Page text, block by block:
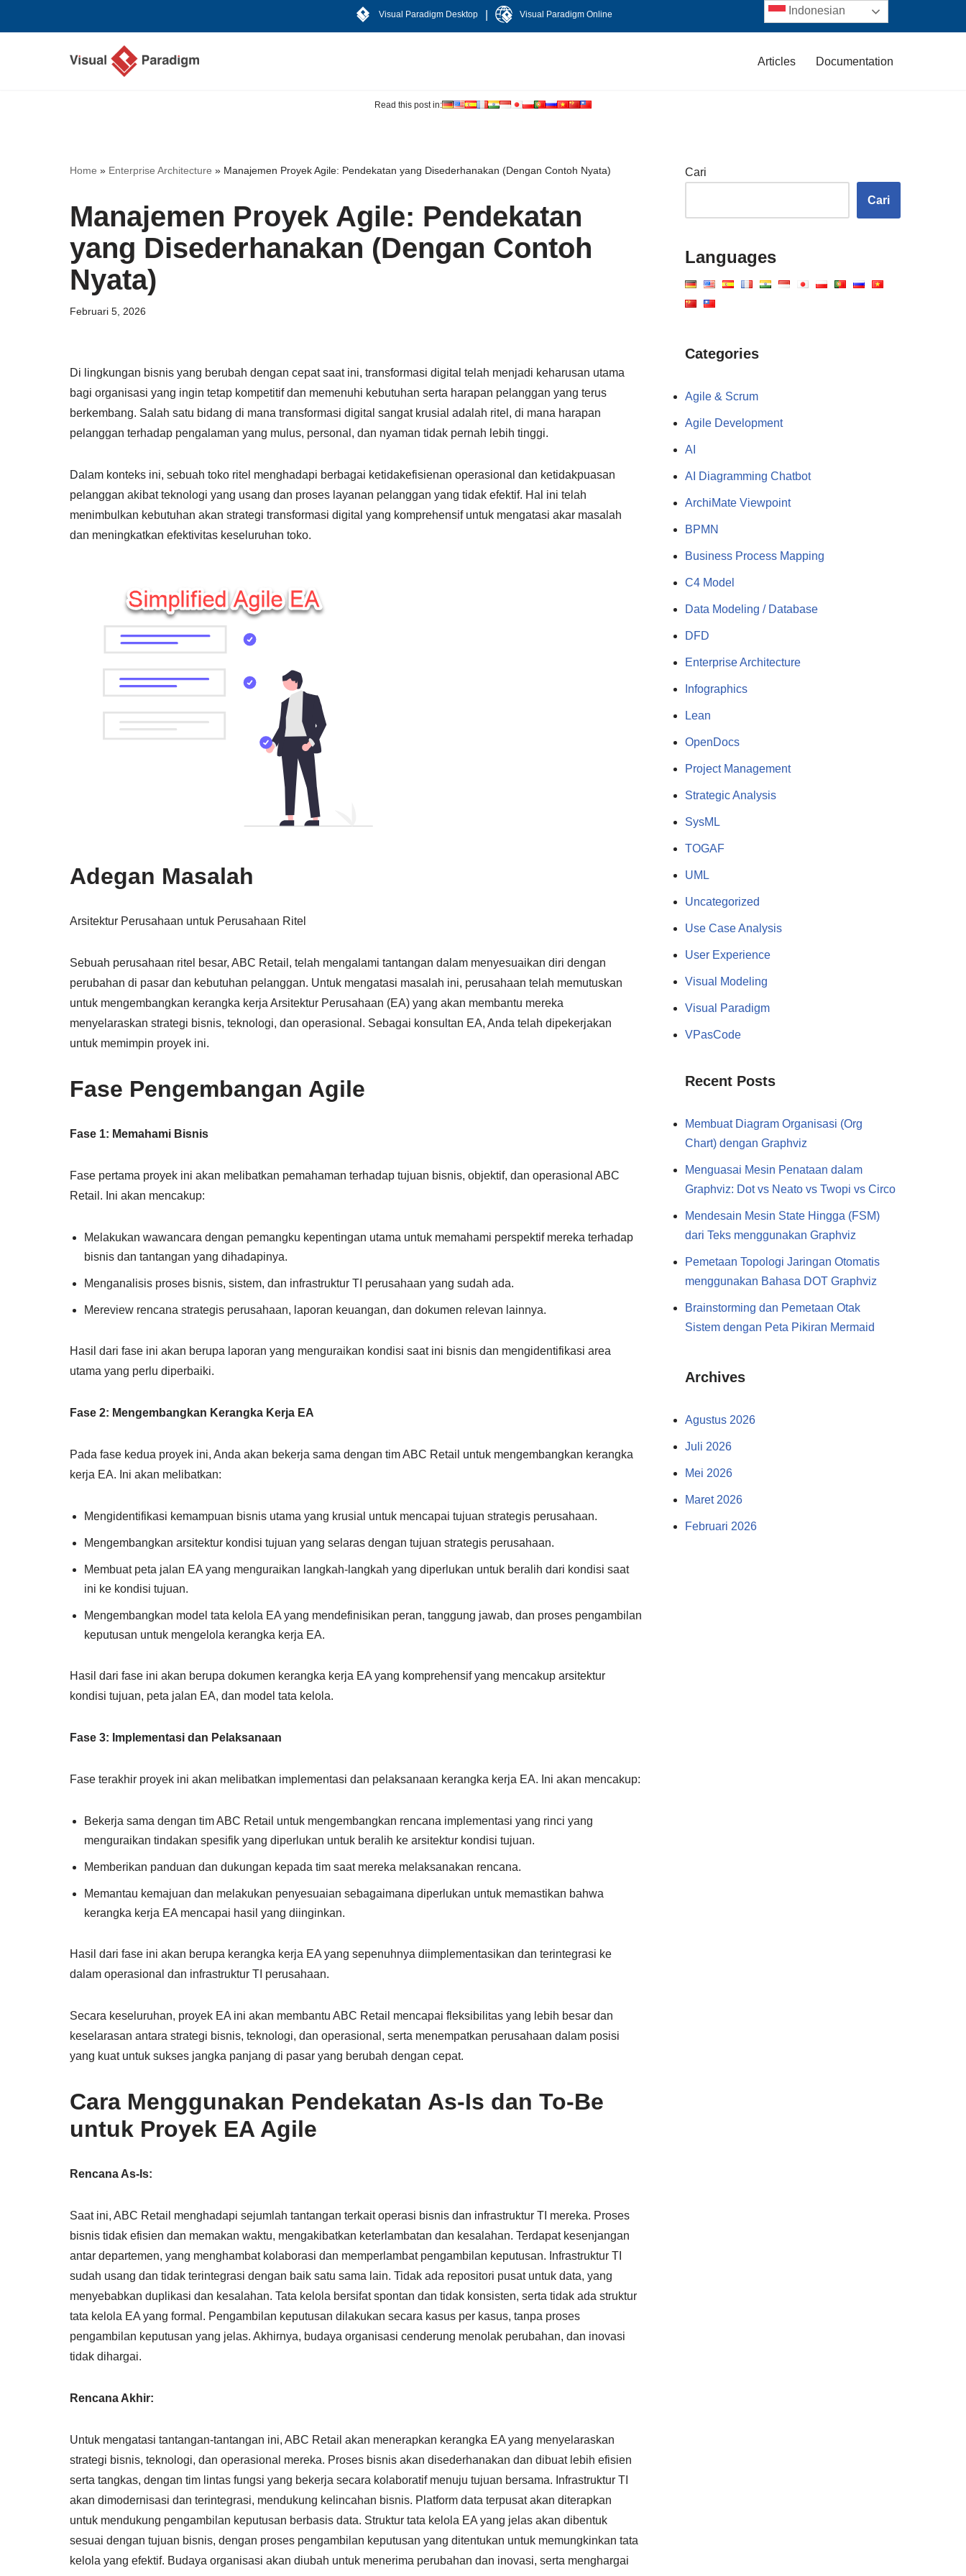
Visual Paradigm Desktop Visual Paradigm Online
Articles Documentation
Read this post in:
Home » Enterprise Architecture » Manajemen Proyek Agile: Pendekatan yang Disederhanakan (Dengan Contoh Nyata)
Manajemen Proyek Agile: Pendekatan
yang Disederhanakan (Dengan Contoh
Nyata)
Februari 5, 2026
Di lingkungan bisnis yang berubah dengan cepat saat ini, transformasi digital telah menjadi keharusan utama
bagi organisasi yang ingin tetap kompetitif dan memenuhi kebutuhan serta harapan pelanggan yang terus
berkembang. Salah satu bidang di mana transformasi digital sangat krusial adalah ritel, di mana harapan
pelanggan terhadap pengalaman yang mulus, personal, dan nyaman tidak pernah lebih tinggi.
Dalam konteks ini, sebuah toko ritel menghadapi berbagai ketidakefisienan operasional dan ketidakpuasan
pelanggan akibat teknologi yang usang dan proses layanan pelanggan yang tidak efektif. Hal ini telah
menimbulkan kebutuhan akan strategi transformasi digital yang komprehensif untuk mengatasi akar masalah
dan meningkatkan efektivitas keseluruhan toko.
Adegan Masalah
Arsitektur Perusahaan untuk Perusahaan Ritel
Sebuah perusahaan ritel besar, ABC Retail, telah mengalami tantangan dalam menyesuaikan diri dengan
perubahan di pasar dan kebutuhan pelanggan. Untuk mengatasi masalah ini, perusahaan telah memutuskan
untuk mengembangkan kerangka kerja Arsitektur Perusahaan (EA) yang akan membantu mereka
menyelaraskan strategi bisnis, teknologi, dan operasional. Sebagai konsultan EA, Anda telah dipekerjakan
untuk memimpin proyek ini.
Fase Pengembangan Agile
Fase 1: Memahami Bisnis
Fase pertama proyek ini akan melibatkan pemahaman terhadap tujuan bisnis, objektif, dan operasional ABC
Retail. Ini akan mencakup:
Melakukan wawancara dengan pemangku kepentingan utama untuk memahami perspektif mereka terhadap
bisnis dan tantangan yang dihadapinya.
Menganalisis proses bisnis, sistem, dan infrastruktur TI perusahaan yang sudah ada.
Mereview rencana strategis perusahaan, laporan keuangan, dan dokumen relevan lainnya.
Hasil dari fase ini akan berupa laporan yang menguraikan kondisi saat ini bisnis dan mengidentifikasi area
utama yang perlu diperbaiki.
Fase 2: Mengembangkan Kerangka Kerja EA
Pada fase kedua proyek ini, Anda akan bekerja sama dengan tim ABC Retail untuk mengembangkan kerangka
kerja EA. Ini akan melibatkan:
Mengidentifikasi kemampuan bisnis utama yang krusial untuk mencapai tujuan strategis perusahaan.
Mengembangkan arsitektur kondisi tujuan yang selaras dengan tujuan strategis perusahaan.
Membuat peta jalan EA yang menguraikan langkah-langkah yang diperlukan untuk beralih dari kondisi saat
ini ke kondisi tujuan.
Mengembangkan model tata kelola EA yang mendefinisikan peran, tanggung jawab, dan proses pengambilan
keputusan untuk mengelola kerangka kerja EA.
Hasil dari fase ini akan berupa dokumen kerangka kerja EA yang komprehensif yang mencakup arsitektur
kondisi tujuan, peta jalan EA, dan model tata kelola.
Fase 3: Implementasi dan Pelaksanaan
Fase terakhir proyek ini akan melibatkan implementasi dan pelaksanaan kerangka kerja EA. Ini akan mencakup:
Bekerja sama dengan tim ABC Retail untuk mengembangkan rencana implementasi yang rinci yang
menguraikan tindakan spesifik yang diperlukan untuk beralih ke arsitektur kondisi tujuan.
Memberikan panduan dan dukungan kepada tim saat mereka melaksanakan rencana.
Memantau kemajuan dan melakukan penyesuaian sebagaimana diperlukan untuk memastikan bahwa
kerangka kerja EA mencapai hasil yang diinginkan.
Hasil dari fase ini akan berupa kerangka kerja EA yang sepenuhnya diimplementasikan dan terintegrasi ke
dalam operasional dan infrastruktur TI perusahaan.
Secara keseluruhan, proyek EA ini akan membantu ABC Retail mencapai fleksibilitas yang lebih besar dan
keselarasan antara strategi bisnis, teknologi, dan operasional, serta menempatkan perusahaan dalam posisi
yang kuat untuk sukses jangka panjang di pasar yang berubah dengan cepat.
Cara Menggunakan Pendekatan As-Is dan To-Be
untuk Proyek EA Agile
Rencana As-Is:
Saat ini, ABC Retail menghadapi sejumlah tantangan terkait operasi bisnis dan infrastruktur TI mereka. Proses
bisnis tidak efisien dan memakan waktu, mengakibatkan keterlambatan dan kesalahan. Terdapat kesenjangan
antar departemen, yang menghambat kolaborasi dan memperlambat pengambilan keputusan. Infrastruktur TI
sudah usang dan tidak terintegrasi dengan baik satu sama lain. Tidak ada repositori pusat untuk data, yang
menyebabkan duplikasi dan kesalahan. Tata kelola bersifat spontan dan tidak konsisten, serta tidak ada struktur
tata kelola EA yang formal. Pengambilan keputusan dilakukan secara kasus per kasus, tanpa proses
pengambilan keputusan yang jelas. Akhirnya, budaya organisasi cenderung menolak perubahan, dan inovasi
tidak dihargai.
Rencana Akhir:
Untuk mengatasi tantangan-tantangan ini, ABC Retail akan menerapkan kerangka EA yang menyelaraskan
strategi bisnis, teknologi, dan operasional mereka. Proses bisnis akan disederhanakan dan dibuat lebih efisien
serta tangkas, dengan tim lintas fungsi yang bekerja secara kolaboratif menuju tujuan bersama. Infrastruktur TI
akan dimodernisasi dan terintegrasi, mendukung kelincahan bisnis. Platform data terpusat akan diterapkan
untuk mendukung pengambilan keputusan berbasis data. Struktur tata kelola EA yang jelas akan dibentuk
sesuai dengan tujuan bisnis, dengan proses pengambilan keputusan yang ditentukan untuk memungkinkan tata
kelola yang efektif. Budaya organisasi akan diubah untuk menerima perubahan dan inovasi, serta menghargai
Cari
Cari
Languages
Categories
Agile & Scrum
Agile Development
AI
AI Diagramming Chatbot
ArchiMate Viewpoint
BPMN
Business Process Mapping
C4 Model
Data Modeling / Database
DFD
Enterprise Architecture
Infographics
Lean
OpenDocs
Project Management
Strategic Analysis
SysML
TOGAF
UML
Uncategorized
Use Case Analysis
User Experience
Visual Modeling
Visual Paradigm
VPasCode
Recent Posts
Membuat Diagram Organisasi (Org
Chart) dengan Graphviz
Menguasai Mesin Penataan dalam
Graphviz: Dot vs Neato vs Twopi vs Circo
Mendesain Mesin State Hingga (FSM)
dari Teks menggunakan Graphviz
Pemetaan Topologi Jaringan Otomatis
menggunakan Bahasa DOT Graphviz
Brainstorming dan Pemetaan Otak
Sistem dengan Peta Pikiran Mermaid
Archives
Agustus 2026
Juli 2026
Mei 2026
Maret 2026
Februari 2026
Indonesian